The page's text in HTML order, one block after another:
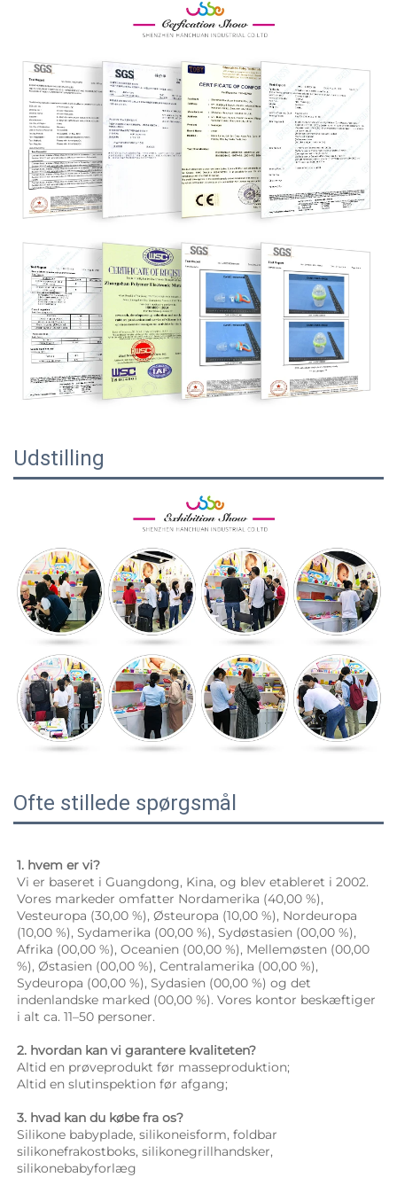
Udstilling
Ofte stillede spørgsmål
1. hvem er vi?
Vi er baseret i Guangdong, Kina, og blev etableret i 2002.
Vores markeder omfatter Nordamerika (40,00 %),
Vesteuropa (30,00 %), Østeuropa (10,00 %), Nordeuropa
(10,00 %), Sydamerika (00,00 %), Sydøstasien (00,00 %),
Afrika (00,00 %), Oceanien (00,00 %), Mellemøsten (00,00
%), Østasien (00,00 %), Centralamerika (00,00 %),
Sydeuropa (00,00 %), Sydasien (00,00 %) og det
indenlandske marked (00,00 %). Vores kontor beskæftiger
i alt ca. 11–50 personer.
2. hvordan kan vi garantere kvaliteten?
Altid en prøveprodukt før masseproduktion;
Altid en slutinspektion før afgang;
3. hvad kan du købe fra os?
Silikone babyplade, silikoneisform, foldbar
silikonefrakostboks, silikonegrillhandsker,
silikonebabyforlæg